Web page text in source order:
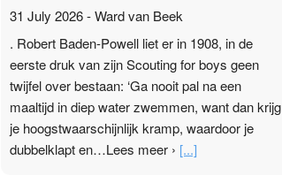
31 July 2026-Ward van Beek
. Robert Baden-Powell liet er in 1908, in de
eerste druk van zijn Scouting for boys geen
twijfel over bestaan: ‘Ga nooit pal na een
maaltijd in diep water zwemmen, want dan krijg
je hoogstwaarschijnlijk kramp, waardoor je
dubbelklapt en…Lees meer › [...]